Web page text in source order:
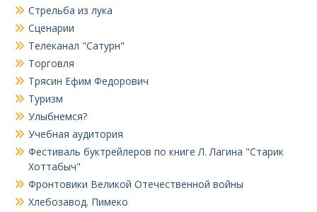
Стрельба из лука
Сценарии
Телеканал "Сатурн"
Торговля
Трясин Ефим Федорович
Туризм
Улыбнемся?
Учебная аудитория
Фестиваль буктрейлеров по книге Л. Лагина "Старик
Хоттабыч"
Фронтовики Великой Отечественной войны
Хлебозавод. Пимеко